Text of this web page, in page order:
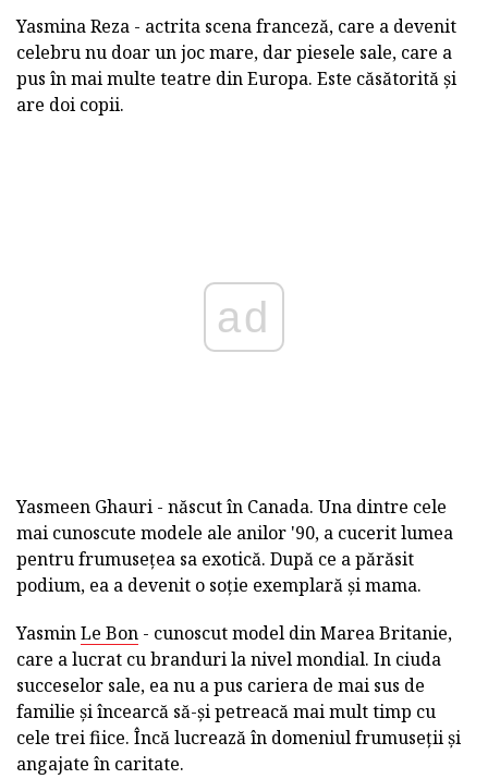
Yasmina Reza - actrita scena franceză, care a devenit
celebru nu doar un joc mare, dar piesele sale, care a
pus în mai multe teatre din Europa. Este căsătorită și
are doi copii.
ad
Yasmeen Ghauri - născut în Canada. Una dintre cele
mai cunoscute modele ale anilor '90, a cucerit lumea
pentru frumusețea sa exotică. După ce a părăsit
podium, ea a devenit o soție exemplară și mama.
YasminLe Bon - cunoscut model din Marea Britanie,
care a lucrat cu branduri la nivel mondial. In ciuda
succeselor sale, ea nu a pus cariera de mai sus de
familie și încearcă să-și petreacă mai mult timp cu
cele trei fiice. Încă lucrează în domeniul frumuseții și
angajate în caritate.